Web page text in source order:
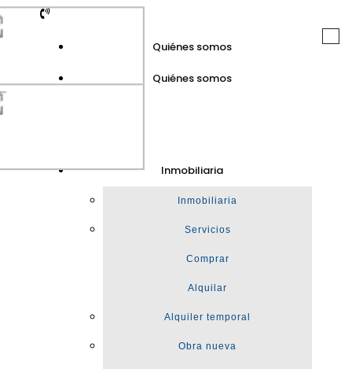
Quiénes somos
Quiénes somos
Inmobiliaria
Inmobiliaria
Servicios
Comprar
Alquilar
Alquiler temporal
Obra nueva